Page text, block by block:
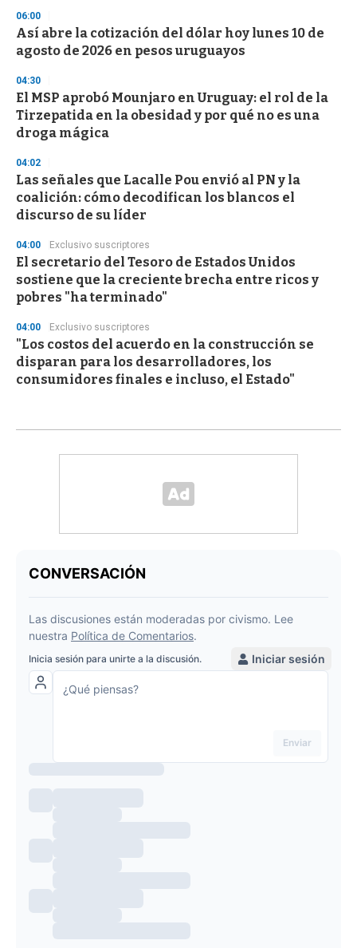
06:00
Así abre la cotización del dólar hoy lunes 10 de
agosto de 2026 en pesos uruguayos
04:30
El MSP aprobó Mounjaro en Uruguay: el rol de la
Tirzepatida en la obesidad y por qué no es una
droga mágica
04:02
Las señales que Lacalle Pou envió al PN y la
coalición: cómo decodifican los blancos el
discurso de su líder
04:00 Exclusivo suscriptores
El secretario del Tesoro de Estados Unidos
sostiene que la creciente brecha entre ricos y
pobres "ha terminado"
04:00 Exclusivo suscriptores
"Los costos del acuerdo en la construcción se
disparan para los desarrolladores, los
consumidores finales e incluso, el Estado"